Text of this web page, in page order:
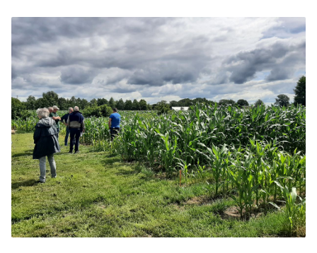
Nieuws
Dossiers
Agenda
OVER
Over ons